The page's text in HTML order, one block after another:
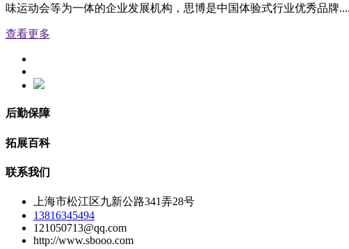
味运动会等为一体的企业发展机构，思博是中国体验式行业优秀品牌
查看更多
后勤保障
拓展百科
联系我们
上海市松江区九新公路341弄28号
13816345494
121050713@qq.com
http://www.sbooo.com